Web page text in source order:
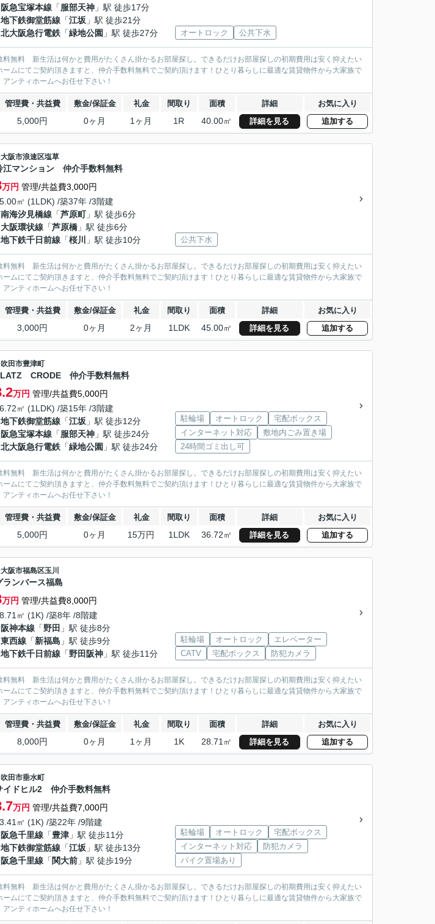
阪急宝塚本線 「服部天神 」駅 徒歩17分
地下鉄御堂筋線 「江坂 」駅 徒歩21分
北大阪急行電鉄 「緑地公園 」駅 徒歩27分 オートロック 公共下水
料無料 新生活は何かと費用がたくさん掛かるお部屋探し。できるだけお部屋探しの初期費用は安く抑えたい
ムにてご契約頂きますと、仲介手数料無料でご契約頂けます！ひとり暮らしに最適な賃貸物件から大家族で
ンティホームへお任せ下さい！
管理費・共益費 敷金/保証金 礼金 間取り 面積 詳細 お気に入り
5,000円 0ヶ月 1ヶ月 1R 40.00㎡ 詳細を見る 追加する
大阪市浪速区塩草
江マンション 仲介手数料無料
万円 管理/共益費3,000円
㎡ (1LDK) /築37年 /3階建
南海汐見橋線 「芦原町」駅 徒歩6分
大阪環状線 「芦原橋 」駅 徒歩6分
地下鉄千日前線 「桜川 」駅 徒歩10分 公共下水
料無料 新生活は何かと費用がたくさん掛かるお部屋探し。できるだけお部屋探しの初期費用は安く抑えたい
ムにてご契約頂きますと、仲介手数料無料でご契約頂けます！ひとり暮らしに最適な賃貸物件から大家族で
ンティホームへお任せ下さい！
管理費・共益費 敷金/保証金 礼金 間取り 面積 詳細 お気に入り
3,000円 0ヶ月 2ヶ月 1LDK 45.00㎡ 詳細を見る 追加する
吹田市豊津町
CRODE 仲介手数料無料
万円 管理/共益費5,000円
㎡ (1LDK) /築15年 /3階建
地下鉄御堂筋線 「江坂 」駅 徒歩12分
阪急宝塚本線 「服部天神 」駅 徒歩24分
北大阪急行電鉄 「緑地公園 」駅 徒歩24分
駐輪場 オートロック
宅配ボックス
インターネット対応
敷地内ごみ置き場
24時間ゴミ出し可
料無料 新生活は何かと費用がたくさん掛かるお部屋探し。できるだけお部屋探しの初期費用は安く抑えたい
ムにてご契約頂きますと、仲介手数料無料でご契約頂けます！ひとり暮らしに最適な賃貸物件から大家族で
ンティホームへお任せ下さい！
管理費・共益費 敷金/保証金 礼金 間取り 面積 詳細 お気に入り
5,000円 0ヶ月 15万円 1LDK 36.72㎡ 詳細を見る 追加する
大阪市福島区玉川
ランバース福島
万円 管理/共益費8,000円
㎡ (1K) /築8年 /8階建
阪神本線 「野田 」駅 徒歩8分
東西線 「新福島 」駅 徒歩9分
地下鉄千日前線 「野田阪神 」駅 徒歩11分
駐輪場 オートロック
エレベーター
CATV
宅配ボックス 防犯カメラ
料無料 新生活は何かと費用がたくさん掛かるお部屋探し。できるだけお部屋探しの初期費用は安く抑えたい
ムにてご契約頂きますと、仲介手数料無料でご契約頂けます！ひとり暮らしに最適な賃貸物件から大家族で
ンティホームへお任せ下さい！
管理費・共益費 敷金/保証金 礼金 間取り 面積 詳細 お気に入り
8,000円 0ヶ月 1ヶ月 1K 28.71㎡ 詳細を見る 追加する
吹田市垂水町
イドヒル2 仲介手数料無料
万円 管理/共益費7,000円
㎡ (1K) /築22年 /9階建
阪急千里線 「豊津 」駅 徒歩11分
地下鉄御堂筋線 「江坂 」駅 徒歩13分
阪急千里線 「 関大前 」駅 徒歩19分
駐輪場 オートロック
宅配ボックス
インターネット対応
防犯カメラ
バイク置場あり
料無料 新生活は何かと費用がたくさん掛かるお部屋探し。できるだけお部屋探しの初期費用は安く抑えたい
ムにてご契約頂きますと、仲介手数料無料でご契約頂けます！ひとり暮らしに最適な賃貸物件から大家族で
ンティホームへお任せ下さい！